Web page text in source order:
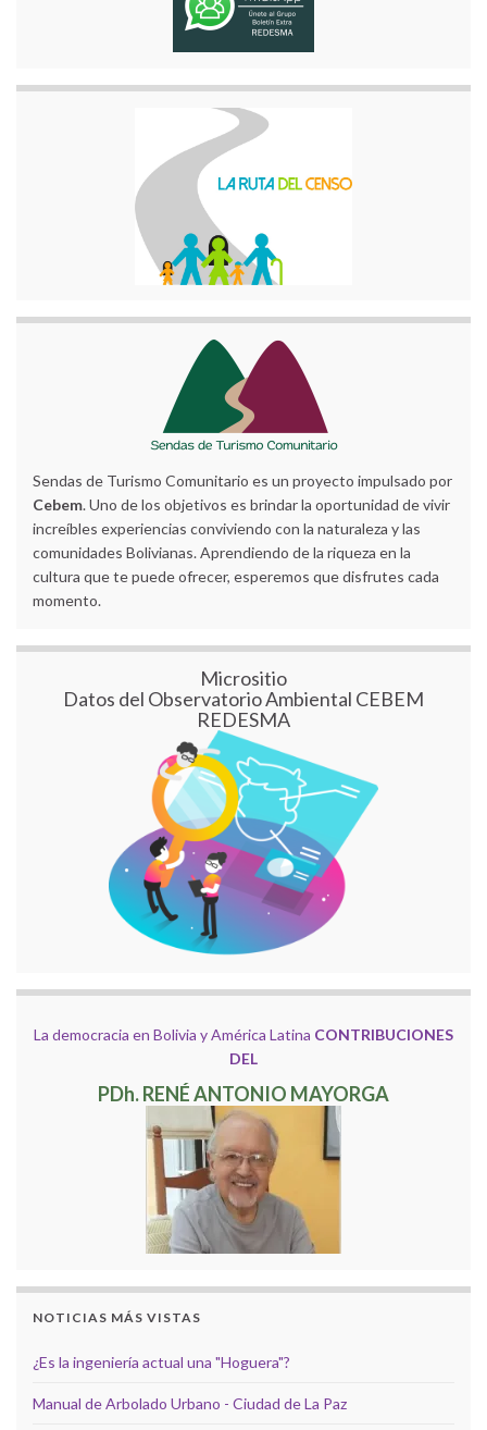
Sendas de Turismo Comunitario es un proyecto impulsado por
Cebem. Uno de los objetivos es brindar la oportunidad de vivir
increíbles experiencias conviviendo con la naturaleza y las
comunidades Bolivianas. Aprendiendo de la riqueza en la
cultura que te puede ofrecer, esperemos que disfrutes cada
momento.
Micrositio
Datos del Observatorio Ambiental CEBEM
REDESMA
La democracia en Bolivia y América Latina CONTRIBUCIONES
DEL
PDh. RENÉ ANTONIO MAYORGA
NOTICIAS MÁS VISTAS
¿Es la ingeniería actual una "Hoguera"?
Manual de Arbolado Urbano - Ciudad de La Paz